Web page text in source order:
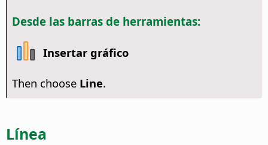
Desde las barras de herramientas:
Insertar gráfico
Then choose Line.
Línea